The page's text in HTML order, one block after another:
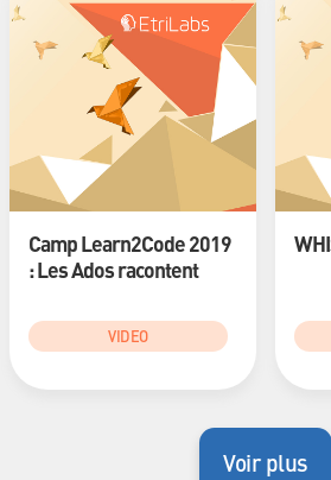
Camp Learn2Code 2019
: Les Ados racontent
VIDEO
Voir plus